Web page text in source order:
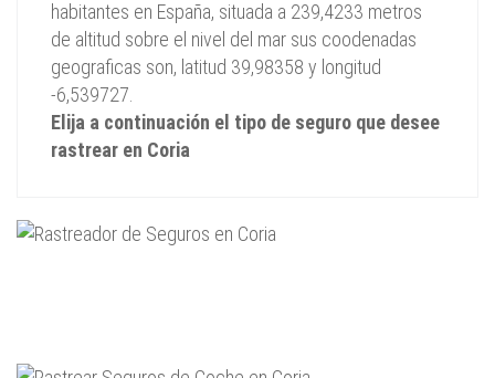
habitantes en España, situada a 239,4233 metros
de altitud sobre el nivel del mar sus coodenadas
geograficas son, latitud 39,98358 y longitud
-6,539727.
Elija a continuación el tipo de seguro que desee
rastrear en Coria